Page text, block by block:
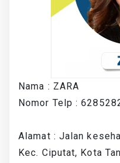
Nama : ZARA
Nomor Telp :
Alamat : Jalan
Kec. Ciputat, Kota